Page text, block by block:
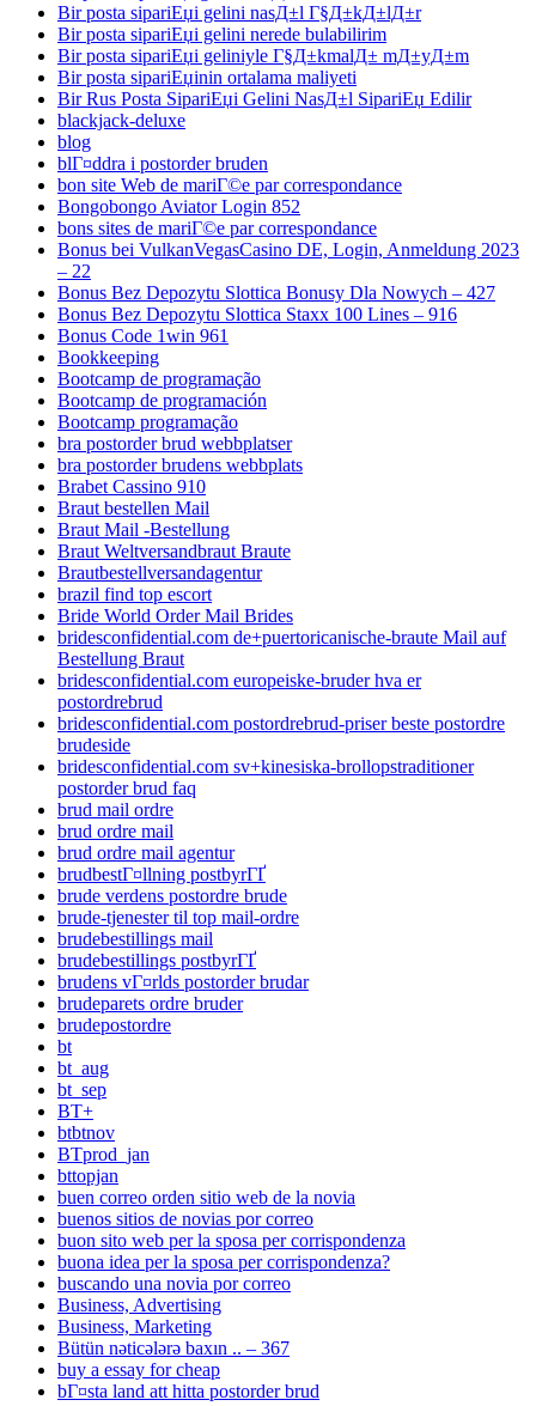
Bir posta sipariЕџi gelini nasД±l Г§Д±kД±lД±r
Bir posta sipariЕџi gelini nerede bulabilirim
Bir posta sipariЕџi geliniyle Г§Д±kmalД± mД±yД±m
Bir posta sipariЕџinin ortalama maliyeti
Bir Rus Posta SipariЕџi Gelini NasД±l SipariЕџ Edilir
blackjack-deluxe
blog
blГ¤ddra i postorder bruden
bon site Web de mariГ©e par correspondance
Bongobongo Aviator Login 852
bons sites de mariГ©e par correspondance
Bonus bei VulkanVegasCasino DE, Login, Anmeldung 2023
– 22
Bonus Bez Depozytu Slottica Bonusy Dla Nowych – 427
Bonus Bez Depozytu Slottica Staxx 100 Lines – 916
Bonus Code 1win 961
Bookkeeping
Bootcamp de programação
Bootcamp de programación
Bootcamp programação
bra postorder brud webbplatser
bra postorder brudens webbplats
Brabet Cassino 910
Braut bestellen Mail
Braut Mail -Bestellung
Braut Weltversandbraut Braute
Brautbestellversandagentur
brazil find top escort
Bride World Order Mail Brides
bridesconfidential.com de+puertoricanische-braute Mail auf
Bestellung Braut
bridesconfidential.com europeiske-bruder hva er
postordrebrud
bridesconfidential.com postordrebrud-priser beste postordre
brudeside
bridesconfidential.com sv+kinesiska-brollopstraditioner
postorder brud faq
brud mail ordre
brud ordre mail
brud ordre mail agentur
brudbestГ¤llning postbyrГҐ
brude verdens postordre brude
brude-tjenester til top mail-ordre
brudebestillings mail
brudebestillings postbyrГҐ
brudens vГ¤rlds postorder brudar
brudeparets ordre bruder
brudepostordre
bt
bt_aug
bt_sep
BT+
btbtnov
BTprod_jan
bttopjan
buen correo orden sitio web de la novia
buenos sitios de novias por correo
buon sito web per la sposa per corrispondenza
buona idea per la sposa per corrispondenza?
buscando una novia por correo
Business, Advertising
Business, Marketing
Bütün nəticələrə baxın .. – 367
buy a essay for cheap
bГ¤sta land att hitta postorder brud